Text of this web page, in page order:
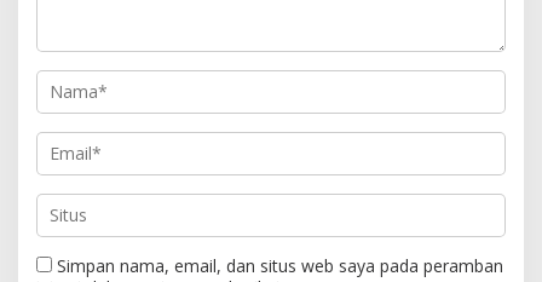
Simpan nama, email, dan situs web saya pada peramban